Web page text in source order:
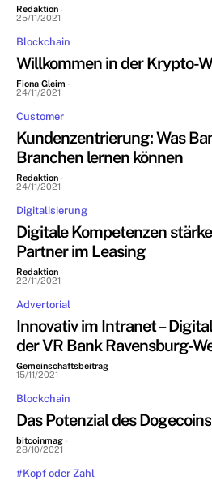
Redaktion -
25/11/2021
Blockchain
Willkommen in der Krypto-
Fiona Gleim -
24/11/2021
Customer
Kundenzentrierung: Was
Branchen lernen können
Redaktion -
24/11/2021
Digitalisierung
Digitale Kompetenzen
Partner im Leasing
Redaktion -
22/11/2021
Advertorial
Innovativ im Intranet –
der VR Bank Ravensburg-
Gemeinschaftsbeitrag -
15/11/2021
Blockchain
Das Potenzial des Dogecoins
bitcoinmag -
28/10/2021
#Kopf oder Zahl